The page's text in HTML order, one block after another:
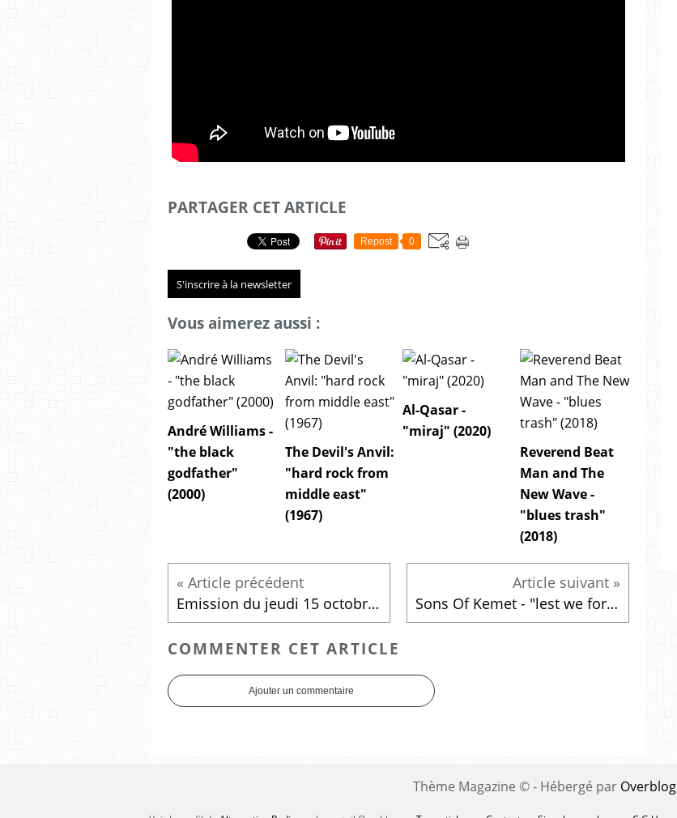
PARTAGER CET ARTICLE
Repost 0
S'inscrire à la newsletter
Vous aimerez aussi :
André Williams -
"the black
godfather"
(2000)
The Devil's Anvil:
"hard rock from
middle east"
(1967)
Al-Qasar -
"miraj" (2020)
Reverend Beat
Man and The
New Wave -
"blues trash"
(2018)
Emission du jeudi 15 octobre 2015 Sons Of Kemet - "lest we forget what we came here to do" (2015)
COMMENTER CET ARTICLE
Ajouter un commentaire
Thème Magazine © - Hébergé par Overblog